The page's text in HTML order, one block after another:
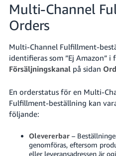
Multi-Channel
Orders
Multi-Channel Fulfillment-
identifieras som ”Ej Amazon” i
Försäljningskanalpå sidan
En orderstatus för en Multi-
Fulfillment-beställning kan
följande:
Olevererbar–
genomföras, eftersom
eller leveransadressen är